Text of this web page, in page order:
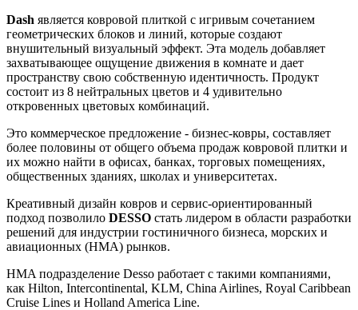
Dash является ковровой плиткой с игривым сочетанием
геометрических блоков и линий, которые создают
внушительный визуальный эффект. Эта модель добавляет
захватывающее ощущение движения в комнате и дает
пространству свою собственную идентичность. Продукт
состоит из 8 нейтральных цветов и 4 удивительно
откровенных цветовых комбинаций.
Это коммерческое предложение - бизнес-ковры, составляет
более половины от общего объема продаж ковровой плитки и
их можно найти в офисах, банках, торговых помещениях,
общественных зданиях, школах и университетах.
Креативный дизайн ковров и сервис-ориентированный
подход позволило DESSO стать лидером в области разработки
решений для индустрии гостиничного бизнеса, морских и
авиационных (НМА) рынков.
HMA подразделение Desso работает с такими компаниями,
как Hilton, Intercontinental, KLM, China Airlines, Royal Caribbean
Cruise Lines и Holland America Line.